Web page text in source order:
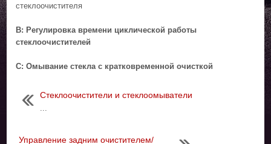
стеклоочистителя
B: Регулировка времени циклической работы
стеклоочистителей
C: Омывание стекла с кратковременной очисткой
Стеклоочистители и стеклоомыватели
Управление задним очистителем/